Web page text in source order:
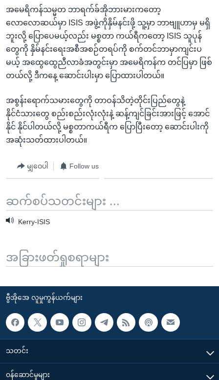
အမေရိကန်သမ္မတ ဘာရက်ခ်အိုဘားမားကတော့
လောလောဆယ်မှာ ISIS အဖွဲ့ကိုနှိမ်နင်းဖို့ သူ့မှာ ဘာဗျူဟာမှ မရှိ
ဘူးလို့ ပြောပေမယ့်လည်း မစ္စတာ ကယ်ရီကတော့ ISIS သူပုန်
တွေကို နှိမ်နင်းရေးအစီအစဉ်တရပ်ကို စက်တင်ဘာမှာကျင်းပ
မယ့် အထွေထွေညီလာခံအတွင်းမှာ အမေရိကန်က တင်ပြမှာ ဖြစ်
တယ်လို့ ဒီကနေ့ ဆောင်းပါးမှာ ပြောထားပါတယ်။
အစွန်းရောက်သမားတွေကို တာဝန်သိတဲ့တိုင်းပြည်တွေနဲ့
နိုင်ငံသားတွေ စည်းစည်းလုံးလုံးနဲ့ ဆန့်ကျင်ခြင်းအားဖြင့် အောင်
နိုင် နိုင်ပါတယ်လို့ မစ္စတာကယ်ရီက ပြောပြီးတော့ ဆောင်းပါးကို
အဆုံးသတ်ထားပါတယ်။
မျှဝေပါ Follow us
ဆက်စပ်သတင်းများ ...
Kerry-ISIS
အခြားဖတ်ရှုစရာများ
ဗွီအိုအေ လူမှုကွန်ယက်များ
သတင်း
၀န်ဆောင်မှုများ